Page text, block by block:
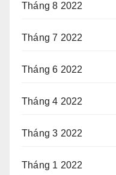
Tháng 8 2022
Tháng 7 2022
Tháng 6 2022
Tháng 4 2022
Tháng 3 2022
Tháng 1 2022